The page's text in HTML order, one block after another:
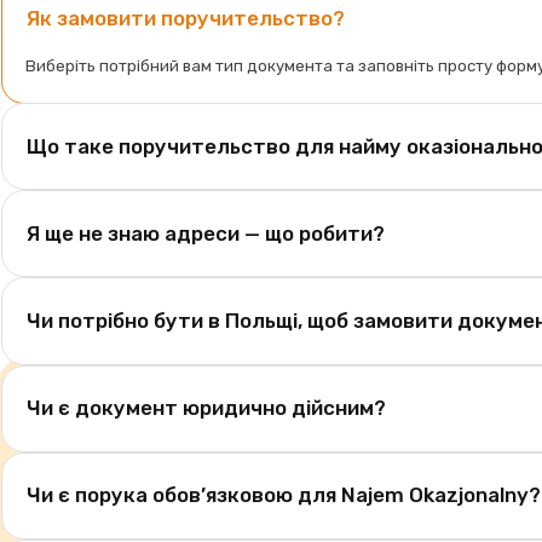
Як замовити поручительство?
Виберіть потрібний вам тип документа та заповніть просту
Що таке поручительство для найму
okazjonalnego.
Я ще не знаю адреси — що робити?
Чи потрібно бути в Польщі, щоб замовити
Чи є документ юридично дійсним?
Чи є порука обов’язковою для Najem Okazjonalny?